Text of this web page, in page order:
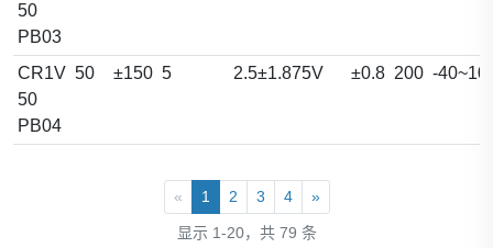
50
PB03
CR1V
50
PB04
50 ±150 5 2.5±1.875V ±0.8 200 -
« 1 2 3 4 »
显示 1-20，共 79 条